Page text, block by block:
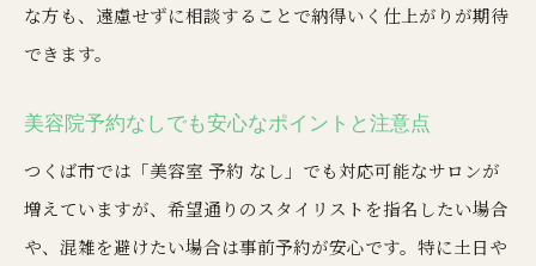
な方も、遠慮せずに相談することで納得いく仕上がりが期待
できます。
美容院予約なしでも安心なポイントと注意点
つくば市では「美容室 予約 なし」でも対応可能なサロンが
増えていますが、希望通りのスタイリストを指名したい場合
や、混雑を避けたい場合は事前予約が安心です。特に土日や